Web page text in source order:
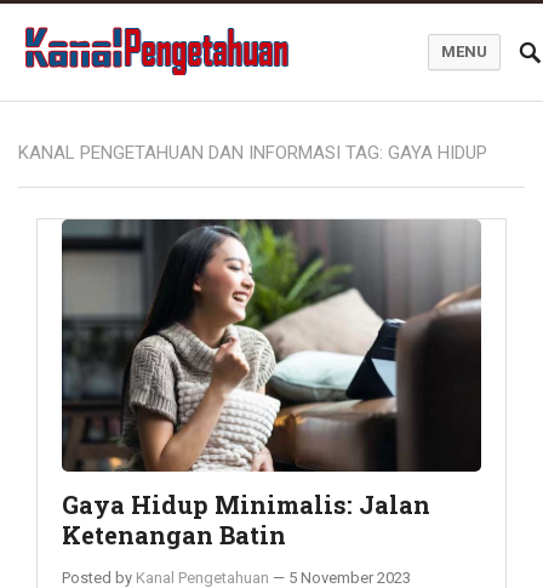
MENU
KANAL PENGETAHUAN DAN INFORMASI TAG: GAYA HIDUP
Gaya Hidup Minimalis: Jalan
Ketenangan Batin
Posted by Kanal Pengetahuan — 5 November 2023